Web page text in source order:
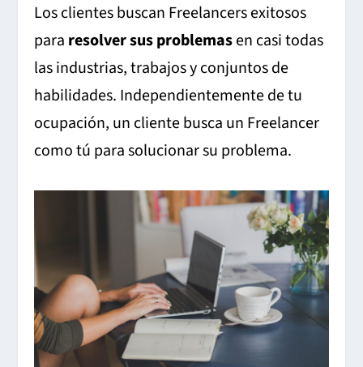
Los clientes buscan Freelancers exitosos
para resolver sus problemasen casi todas
las industrias, trabajos y conjuntos de
habilidades. Independientemente de tu
ocupación, un cliente busca un Freelancer
como tú para solucionar su problema.